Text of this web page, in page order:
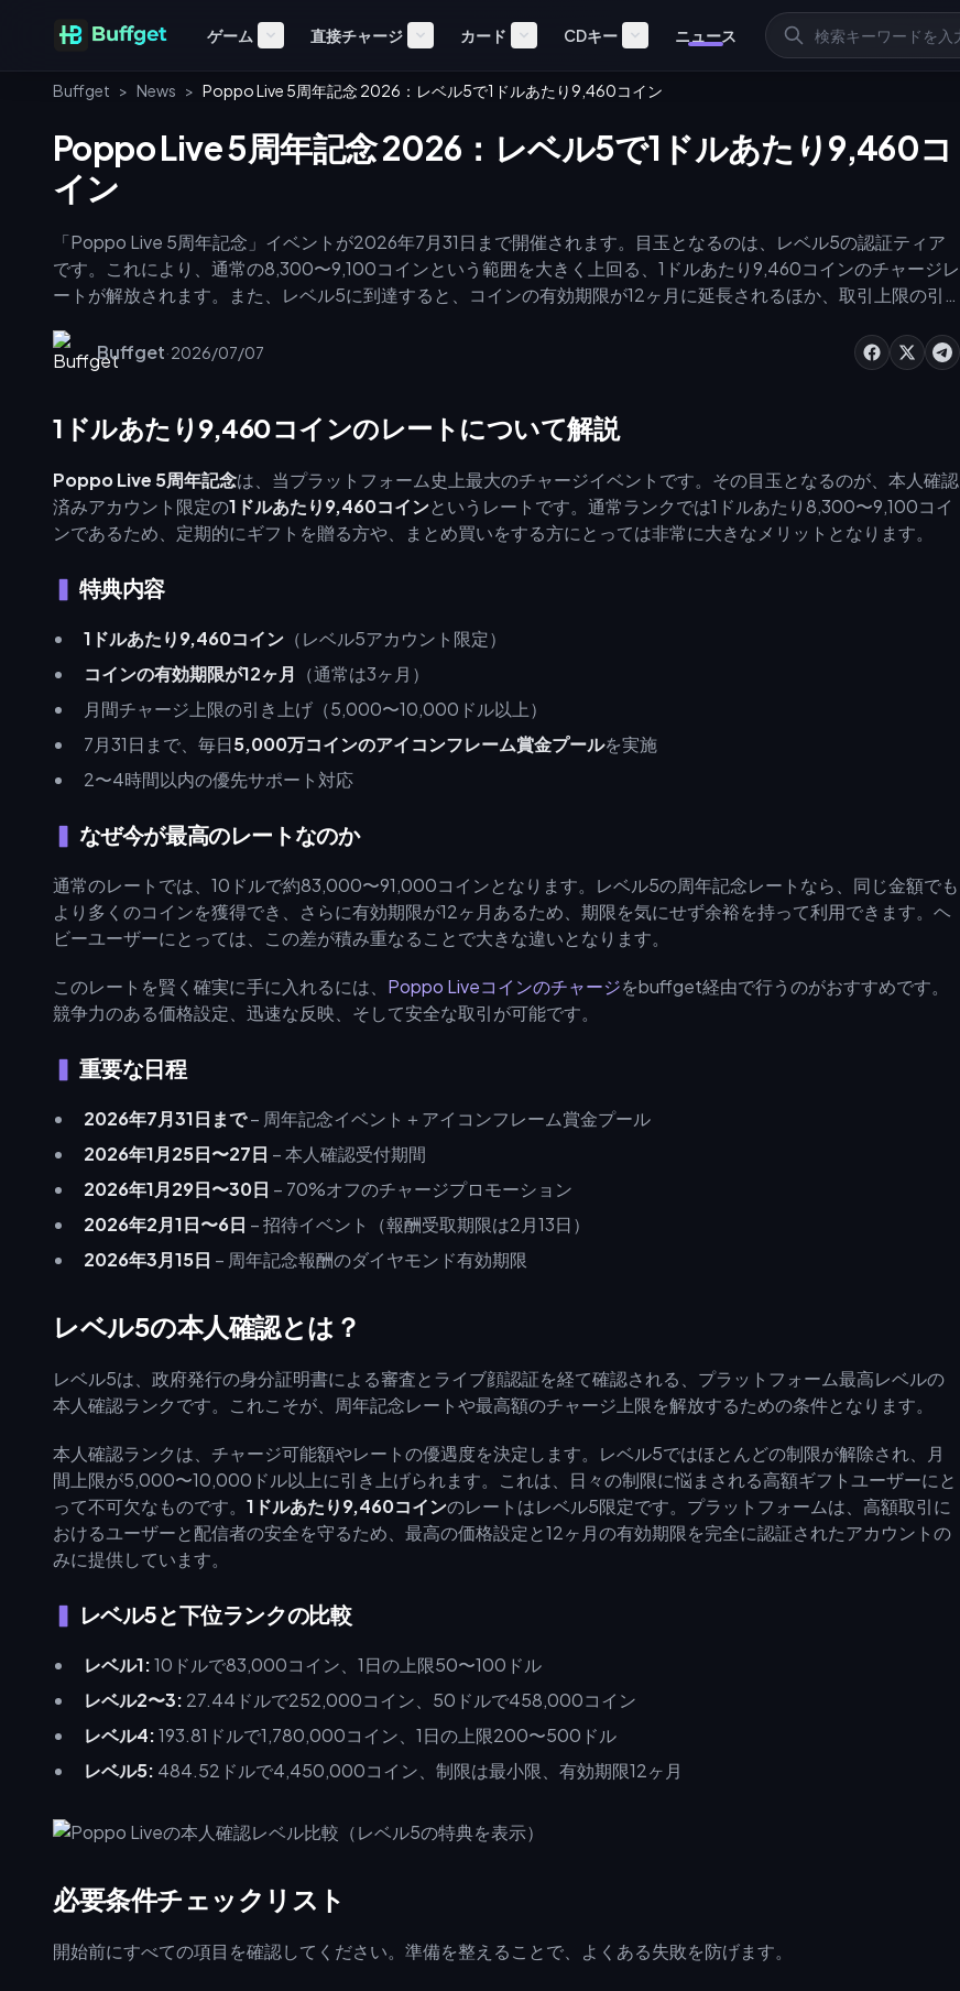
ゲーム 直接チャージ カード CDキー ニュース
Buffget > News > Poppo Live 5周年記念 2026：レベル5で1ドルあたり9,460コイン
Poppo Live 5周年記念 2026：レベル5で1ドルあたり9,460コ
イン
「Poppo Live 5周年記念」イベントが2026年7月31日まで開催されます。目玉となるのは、レベル5の認証ティア
です。これにより、通常の8,300〜9,100コインという範囲を大きく上回る、1ドルあたり9,460コインのチャージレ
ートが解放されます。また、レベル5に到達すると、コインの有効期限が12ヶ月に延長されるほか、取引上限の引
認証を完了させ、有効期限が6ヶ月以上残っている公的身分証明書を提出してください。
Buffget·2026/07/07
1ドルあたり9,460コインのレートについて解説
Poppo Live 5周年記念は、当プラットフォーム史上最大のチャージイベントです。その目玉となるのが、本人確認
済みアカウント限定の1ドルあたり9,460コインというレートです。通常ランクでは1ドルあたり8,300〜9,100コイ
ンであるため、定期的にギフトを贈る方や、まとめ買いをする方にとっては非常に大きなメリットとなります。
特典内容
1ドルあたり9,460コイン （レベル5アカウント限定）
コインの有効期限が12ヶ月
（通常は3ヶ月）
月間チャージ上限の引き上げ（5,000〜10,000ドル以上）
7月31日まで、毎日5,000万コインのアイコンフレーム賞金プールを実施
2〜4時間以内の優先サポート対応
なぜ今が最高のレートなのか
通常のレートでは、10ドルで約83,000〜91,000コインとなります。レベル5の周年記念レートなら、同じ金額でも
より多くのコインを獲得でき、さらに有効期限が12ヶ月あるため、期限を気にせず余裕を持って利用できます。ヘ
ビーユーザーにとっては、この差が積み重なることで大きな違いとなります。
このレートを賢く確実に手に入れるには、 Poppo Liveコインのチャージをbuffget経由で行うのがおすすめです。
競争力のある価格設定、迅速な反映、そして安全な取引が可能です。
重要な日程
2026年7月31日まで– 周年記念イベント＋アイコンフレーム賞金プール
2026年1月25日〜27日 – 本人確認受付期間
2026年1月29日〜30日 – 70%オフのチャージプロモーション
2026年2月1日〜6日 – 招待イベント（報酬受取期限は2月13日）
2026年3月15日 – 周年記念報酬のダイヤモンド有効期限
レベル5の本人確認とは？
レベル5は、政府発行の身分証明書による審査とライブ顔認証を経て確認される、プラットフォーム最高レベルの
本人確認ランクです。これこそが、周年記念レートや最高額のチャージ上限を解放するための条件となります。
本人確認ランクは、チャージ可能額やレートの優遇度を決定します。レベル5ではほとんどの制限が解除され、月
間上限が5,000〜10,000ドル以上に引き上げられます。これは、日々の制限に悩まされる高額ギフトユーザーにと
って不可欠なものです。 1ドルあたり9,460コインのレートはレベル5限定です。プラットフォームは、高額取引に
おけるユーザーと配信者の安全を守るため、最高の価格設定と12ヶ月の有効期限を完全に認証されたアカウントの
みに提供しています。
レベル5と下位ランクの比較
レベル1:10ドルで83,000コイン、1日の上限50〜100ドル
レベル2〜3: 27.44ドルで252,000コイン、50ドルで458,000コイン
レベル4:193.81ドルで1,780,000コイン、1日の上限200〜500ドル
レベル5: 484.52ドルで4,450,000コイン、制限は最小限、有効期限12ヶ月
必要条件チェックリスト
開始前にすべての項目を確認してください。準備を整えることで、よくある失敗を防げます。